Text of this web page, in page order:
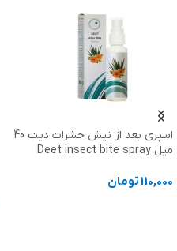
گن بعد از جراحی ژنیکوماستی مردانه